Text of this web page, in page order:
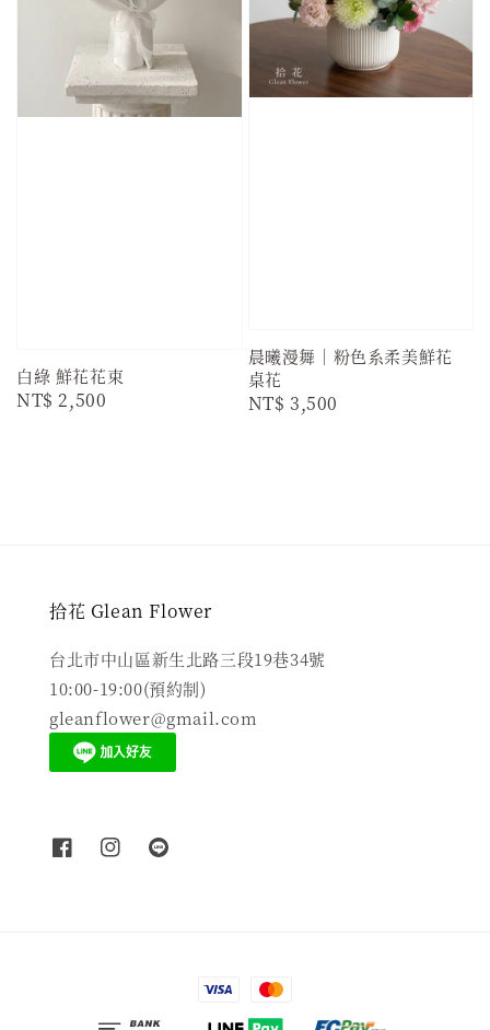
白綠 鮮花花束
Regular
NT$ 2,500
晨曦漫舞｜粉色系柔美鮮花
桌花
Regular
NT$ 3,500
拾花 Glean Flower
台北市中山區新生北路三段19巷34號
10:00-19:00(預約制)
gleanflower@gmail.com